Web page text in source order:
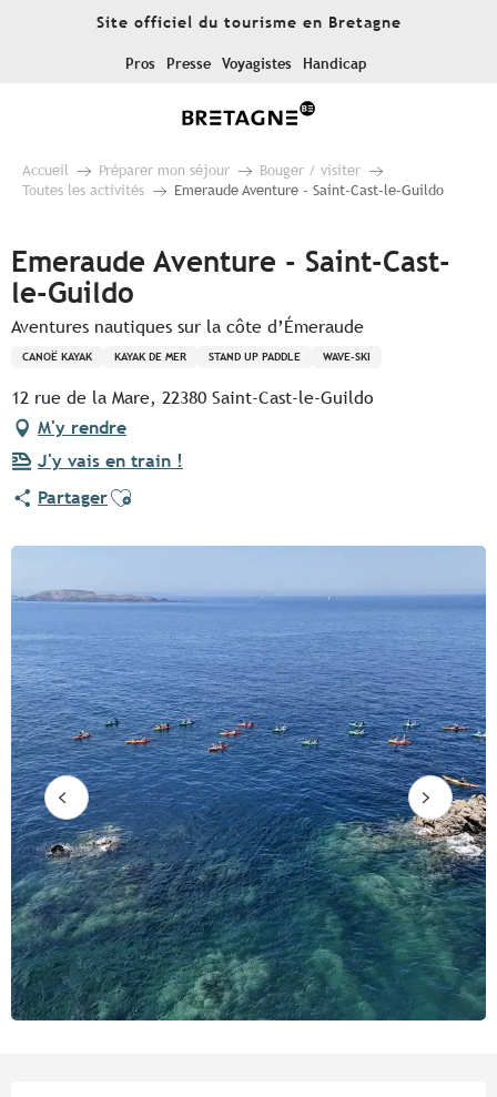
Site officiel du tourisme en Bretagne
Pros Presse Voyagistes Handicap
Accueil Préparer mon séjour
Bouger / visiter
Toutes les activités
Emeraude Aventure - Saint-Cast-le-Guildo
Emeraude Aventure - Saint-Cast-
le-Guildo
Aventures nautiques sur la côte d’Émeraude
CANOË KAYAK KAYAK DE MER STAND UP PADDLE WAVE-SKI
12 rue de la Mare, 22380 Saint-Cast-le-Guildo
M'y rendre
J'y vais en train !
PartagerAjouter aux favoris